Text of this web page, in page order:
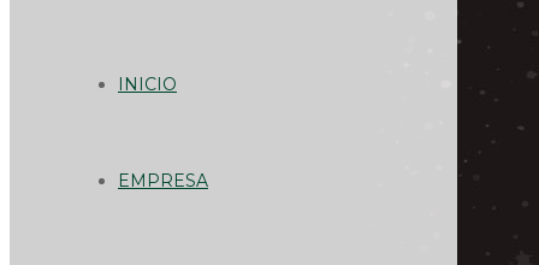
INICIO
EMPRESA